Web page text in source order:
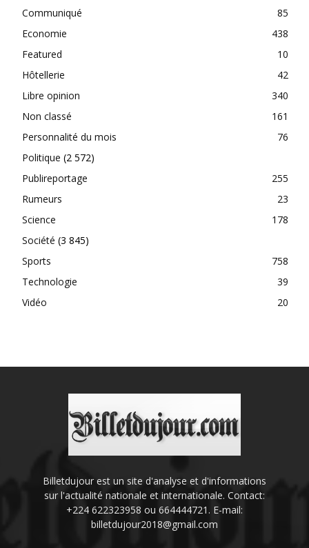
Communiqué
85
Economie
438
Featured
10
Hôtellerie
42
Libre opinion
340
Non classé
161
Personnalité du mois
76
Politique (2 572)
Publireportage
255
Rumeurs
23
Science
178
Société (3 845)
Sports
758
Technologie
39
Vidéo
20
Billetdujour est un site d'analyse et d'informations
sur l'actualité nationale et internationale. Contact:
+224 622323958 ou 664444721. E-mail:
billetdujour2018@gmail.com